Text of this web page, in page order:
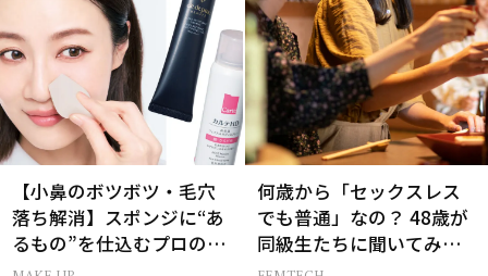
【小鼻のボツボツ・毛穴
落ち解消】スポンジに“あ
るもの”を仕込むプロの超
簡単メイクテク
何歳から「セックスレス
でも普通」なの？ 48歳が
同級生たちに聞いてみた
ら…